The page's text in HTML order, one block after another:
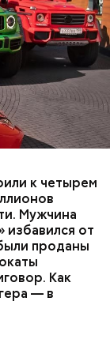
к четырем
Мужчина
избавился от
проданы
Как
— в
Гасанова.
дело о
же день
МВД
же
отравить
что
родителей,
бы сыну. Но
что ранее